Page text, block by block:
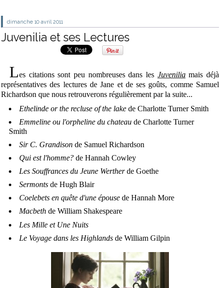
dimanche 10 avril 2011
Juvenilia et ses Lectures
Les citations sont peu nombreuses dans les Juveniliamais déjà
représentatives des lectures de Jane et de ses goûts, comme Samuel
Richardson que nous retrouverons régulièrement par la suite...
Ethelinde or the recluse of the lake de Charlotte Turner Smith
Emmeline ou l'orpheline du chateau de Charlotte Turner
Smith
Sir C. Grandison de Samuel Richardson
Qui est l'homme? de Hannah Cowley
Les Souffrances du Jeune Wertherde Goethe
Sermonts de Hugh Blair
Coelebets en quête d'une épouse de Hannah More
Macbeth de William Shakespeare
Les Mille et Une Nuits
Le Voyage dans les Highlandsde William Gilpin